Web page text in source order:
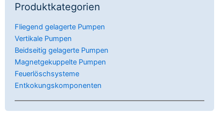
Produktkategorien
Fliegend gelagerte Pumpen
Vertikale Pumpen
Beidseitig gelagerte Pumpen
Magnetgekuppelte Pumpen
Feuerlöschsysteme
Entkokungskomponenten